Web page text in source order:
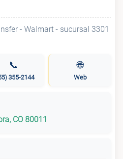
📞
355-2144
🌐
Web
CO 80011